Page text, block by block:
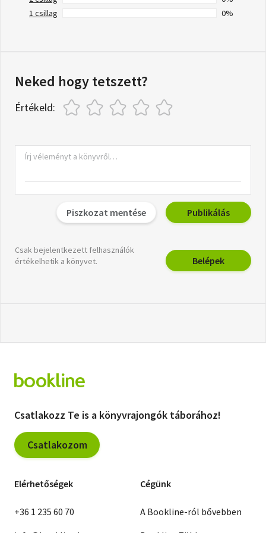
1 csillag
0%
Neked hogy tetszett?
Értékeld:
Piszkozat mentése Publikálás
Csak bejelentkezett felhasználók
értékelhetik a könyvet.
Belépek
Csatlakozz Te is a könyvrajongók táborához!
Csatlakozom
Elérhetőségek
+36 1 235 60 70
Cégünk
A Bookline-ról bővebben